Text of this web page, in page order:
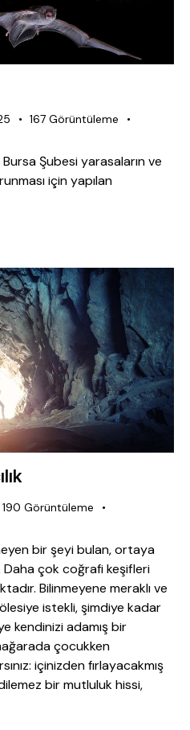
167 Görüntüleme
Şubesi yarasaların ve
için yapılan
190 Görüntüleme
bir şeyi bulan, ortaya
Daha çok coğrafi keşifleri
Bilinmeyene meraklı ve
istekli, şimdiye kadar
kendinizi adamış bir
çocukken
içinizden fırlayacakmış
bir mutluluk hissi,